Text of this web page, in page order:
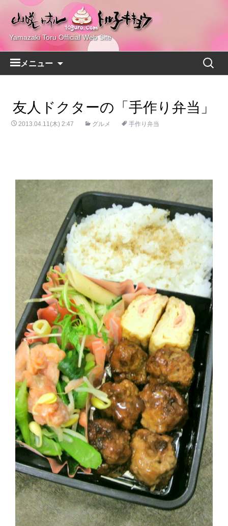
Yamazaki Toru Official Web Site
メニュー
ツ
検
友人ドクターの「手作り弁当」
2013.04.11(木) 2:47 グルメ 手作り弁当